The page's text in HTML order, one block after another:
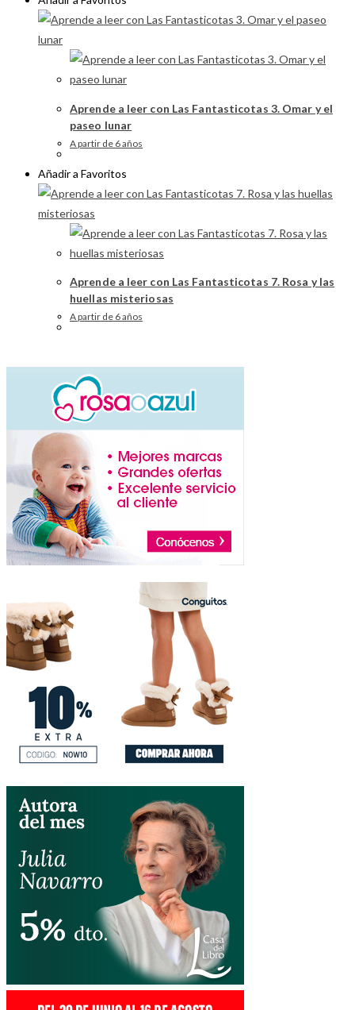
Aprende a leer con Las Fantasticotas 3. Omar y el
paseo lunar
A partir de 6 años
Añadir a Favoritos
Aprende a leer con Las Fantasticotas 7. Rosa y las
huellas misteriosas
A partir de 6 años